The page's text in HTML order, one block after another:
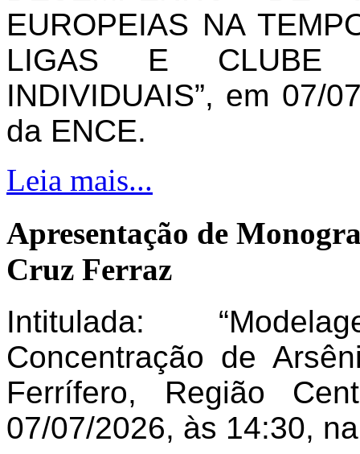
EUROPEIAS NA
LIGAS E CLUBE
INDIVIDUAIS”, em 07/
da ENCE.
Leia mais...
Apresentação de
Cruz Ferraz
Intitulada:
Concentração de
Ferrífero, Região
07/07/2026, às 14:30,